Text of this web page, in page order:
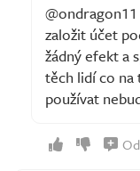
založit účet
žádný efekt a
těch lidí co na
používat